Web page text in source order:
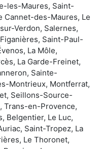
les-Maures, Saint-
Cannet-des-Maures, Le
Verdon, Salernes,
Saint-Paul-
La Môle,
La Garde-Freinet,
Sainte-
Montrieux, Montferrat,
Seillons-Source-
Trans-en-Provence,
Belgentier, Le Luc,
Saint-Tropez, La
Le Thoronet,